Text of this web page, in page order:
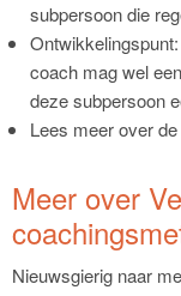
subpersoon die
coach mag wel
deze subpersoon
Lees meer over de
Meer over
Nieuwsgierig naar